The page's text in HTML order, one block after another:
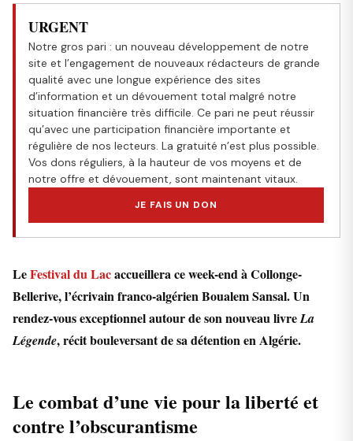
URGENT
Notre gros pari : un nouveau développement de notre
site et l’engagement de nouveaux rédacteurs de grande
qualité avec une longue expérience des sites
d’information et un dévouement total malgré notre
situation financière très difficile. Ce pari ne peut réussir
qu’avec une participation financière importante et
régulière de nos lecteurs. La gratuité n’est plus possible.
Vos dons réguliers, à la hauteur de vos moyens et de
notre offre et dévouement, sont maintenant vitaux.
JE FAIS UN DON
LeFestival du Lacaccueillera ce week-end à Collonge-
Bellerive, l’écrivain franco-algérien Boualem Sansal. Un
rendez-vous exceptionnel autour de son nouveau livreLa
Légende, récit bouleversant de sa détention en Algérie.
Le combat d’une vie pour la liberté et
contre l’obscurantisme